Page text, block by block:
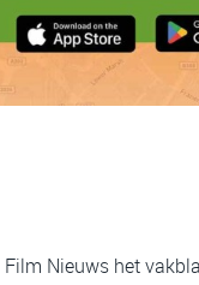
Nieuws het